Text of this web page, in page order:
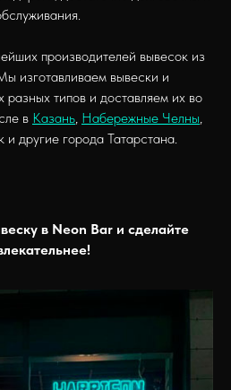
производителей вывесок из
изготавливаем вывески и
разных типов и доставляем их во
в Казань, Набережные Челны,
и другие города Татарстана.
в Neon Bar и сделайте